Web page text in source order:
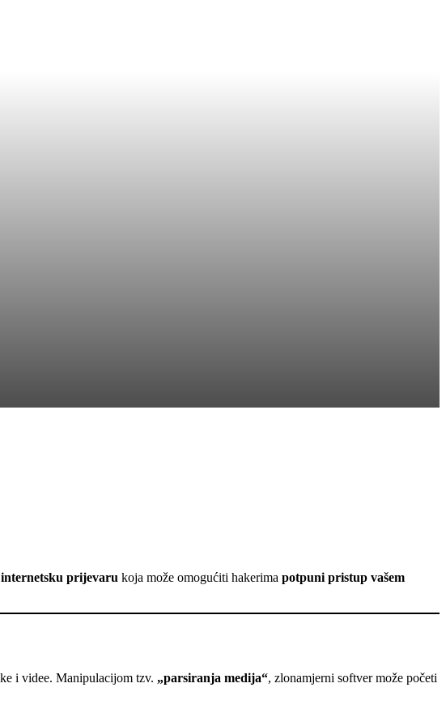
internetsku prijevaru koja može omogućiti hakerima potpuni pristup vašem
i videe. Manipulacijom tzv. „parsiranja medija“, zlonamjerni softver može početi